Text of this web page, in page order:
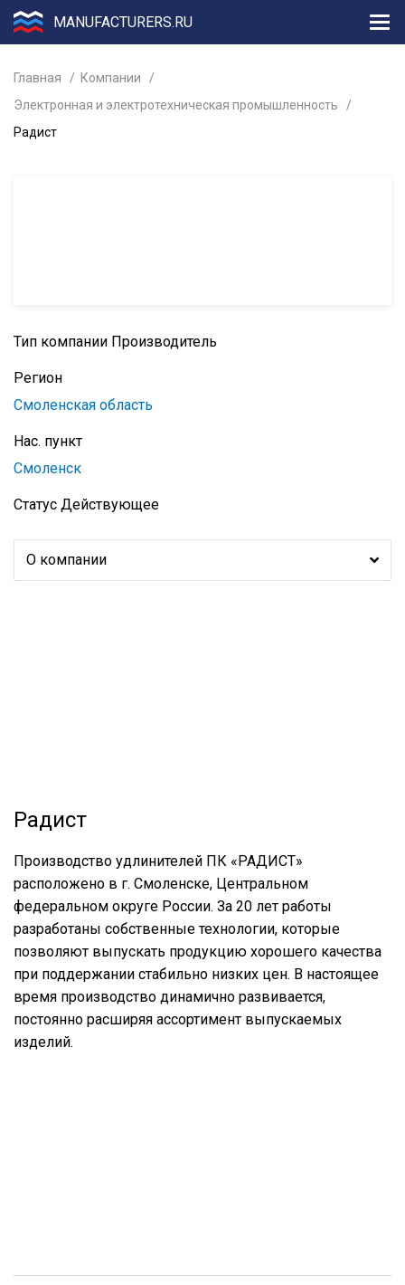
MANUFACTURERS.RU
Главная
Компании
Электронная и электротехническая промышленность
Радист
Тип компании Производитель
Регион
Смоленская область
Нас. пункт
Смоленск
Статус Действующее
О компании
Радист
Производство удлинителей ПК «РАДИСТ»
расположено в г. Смоленске, Центральном
федеральном округе России. За 20 лет работы
разработаны собственные технологии, которые
позволяют выпускать продукцию хорошего качества
при поддержании стабильно низких цен. В настоящее
время производство динамично развивается,
постоянно расширяя ассортимент выпускаемых
изделий.